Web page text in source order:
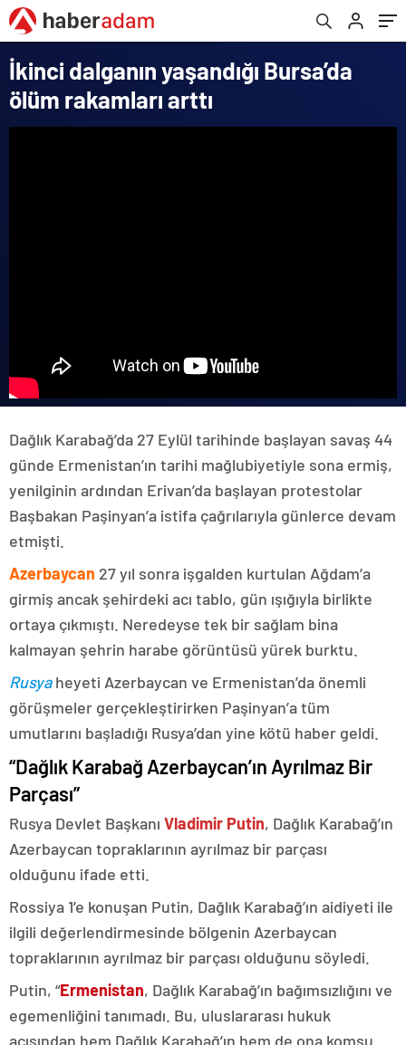
İkinci dalganın yaşandığı Bursa’da
ölüm rakamları arttı
Dağlık Karabağ’da 27 Eylül tarihinde başlayan savaş 44
günde Ermenistan’ın tarihi mağlubiyetiyle sona ermiş,
yenilginin ardından Erivan’da başlayan protestolar
Başbakan Paşinyan’a istifa çağrılarıyla günlerce devam
etmişti.
Azerbaycan 27 yıl sonra işgalden kurtulan Ağdam’a
girmiş ancak şehirdeki acı tablo, gün ışığıyla birlikte
ortaya çıkmıştı. Neredeyse tek bir sağlam bina
kalmayan şehrin harabe görüntüsü yürek burktu.
Rusyaheyeti Azerbaycan ve Ermenistan’da önemli
görüşmeler gerçekleştirirken Paşinyan’a tüm
umutlarını başladığı Rusya’dan yine kötü haber geldi.
“Dağlık Karabağ Azerbaycan’ın Ayrılmaz Bir
Parçası”
Rusya Devlet Başkanı Vladimir Putin, Dağlık Karabağ’ın
Azerbaycan topraklarının ayrılmaz bir parçası
olduğunu ifade etti.
Rossiya 1’e konuşan Putin, Dağlık Karabağ’ın aidiyeti ile
ilgili değerlendirmesinde bölgenin Azerbaycan
topraklarının ayrılmaz bir parçası olduğunu söyledi.
Putin, “Ermenistan, Dağlık Karabağ’ın bağımsızlığını ve
egemenliğini tanımadı. Bu, uluslararası hukuk
açısından hem Dağlık Karabağ’ın hem de ona komşu